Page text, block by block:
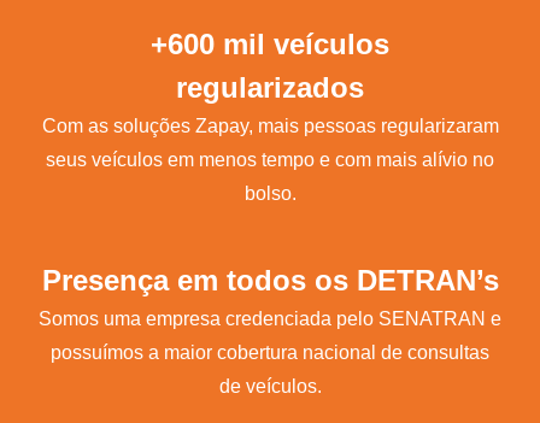
+600 mil veículos
regularizados
Com as soluções Zapay, mais pessoas regularizaram
seus veículos em menos tempo e com mais alívio no
bolso.
Presença em todos os DETRAN’s
Somos uma empresa credenciada pelo SENATRAN e
possuímos a maior cobertura nacional de consultas
de veículos.